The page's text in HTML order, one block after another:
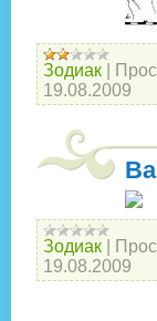
Зодиак
19.08.2009
Зодиак
19.08.2009